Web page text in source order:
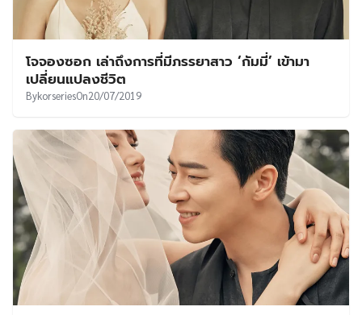
โจจองซอก เล่าถึงการที่มีภรรยาสาว ‘กัมมี่’ เข้ามา
เปลี่ยนแปลงชีวิต
BykorseriesOn20/07/2019